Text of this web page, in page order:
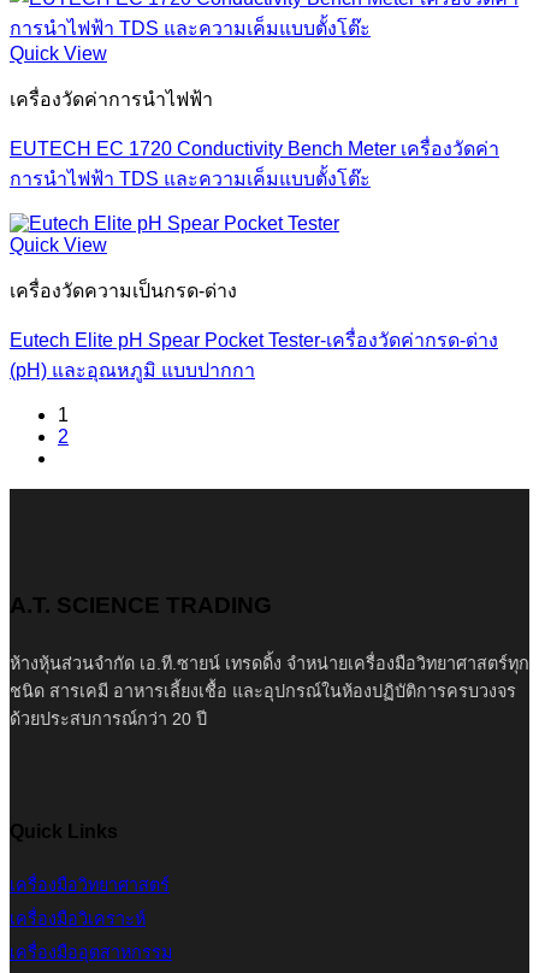
Quick View
เครื่องวัดค่าการนำไฟฟ้า
EUTECH EC 1720 Conductivity Bench Meter เครื่องวัดค่า
การนำไฟฟ้า TDS และความเค็มแบบตั้งโต๊ะ
Quick View
เครื่องวัดความเป็นกรด-ด่าง
Eutech Elite pH Spear Pocket Tester-เครื่องวัดค่ากรด-ด่าง
(pH) และอุณหภูมิ แบบปากกา
1
2
A.T. SCIENCE TRADING
ห้างหุ้นส่วนจำกัด เอ.ที.ซายน์ เทรดดิ้ง จำหน่ายเครื่องมือวิทยาศาสตร์ทุก
ชนิด สารเคมี อาหารเลี้ยงเชื้อ และอุปกรณ์ในห้องปฏิบัติการครบวงจร
ด้วยประสบการณ์กว่า 20 ปี
Quick Links
เครื่องมือวิทยาศาสตร์
เครื่องมือวิเคราะห์
เครื่องมืออุตสาหกรรม